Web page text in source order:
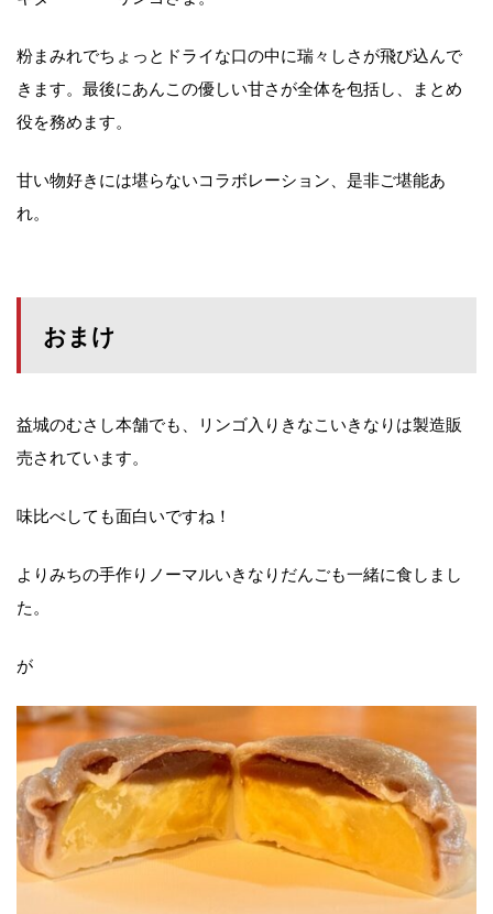
粉まみれでちょっとドライな口の中に瑞々しさが飛び込んで
きます。最後にあんこの優しい甘さが全体を包括し、まとめ
役を務めます。
甘い物好きには堪らないコラボレーション、是非ご堪能あ
れ。
おまけ
益城のむさし本舗でも、リンゴ入りきなこいきなりは製造販
売されています。
味比べしても面白いですね！
よりみちの手作りノーマルいきなりだんごも一緒に食しまし
た。
が